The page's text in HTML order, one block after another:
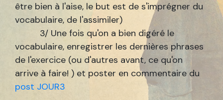
être bien à l'aise, le but est de s'imprégner du
vocabulaire, de l'assimiler)
3/ Une fois qu'on a bien digéré le
vocabulaire, enregistrer les dernières phrases
de l'exercice (ou d'autres avant, ce qu'on
arrive à faire! ) et poster en commentaire du
post JOUR3